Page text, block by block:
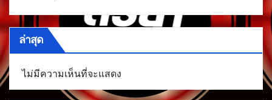
ล่าสุด
ไม่มีความเห็นที่จะแสดง